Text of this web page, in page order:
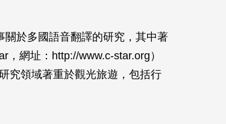
於多國語音翻譯的研究，其中著
網址：http://www.c-star.org）
究領域著重於觀光旅遊，包括行